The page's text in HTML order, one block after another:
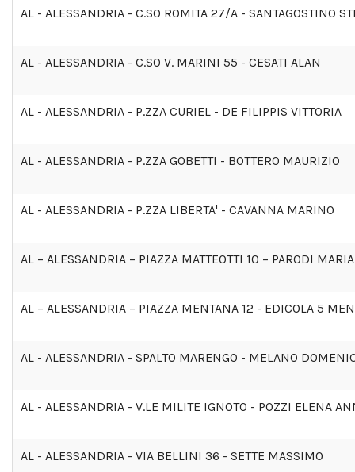
AL - ALESSANDRIA - C.SO ROMITA 27/A - SANTAGOSTINO
AL - ALESSANDRIA - C.SO V. MARINI 55 - CESATI ALAN
AL - ALESSANDRIA - P.ZZA CURIEL - DE FILIPPIS VITTORIA
AL - ALESSANDRIA - P.ZZA GOBETTI - BOTTERO MAURIZIO
AL - ALESSANDRIA - P.ZZA LIBERTA' - CAVANNA MARINO
AL – ALESSANDRIA – PIAZZA MATTEOTTI 10 – PARODI
AL – ALESSANDRIA – PIAZZA MENTANA 12 - EDICOLA 5
AL - ALESSANDRIA - SPALTO MARENGO - MELANO
AL - ALESSANDRIA - V.LE MILITE IGNOTO - POZZI ELENA
AL - ALESSANDRIA - VIA BELLINI 36 - SETTE MASSIMO